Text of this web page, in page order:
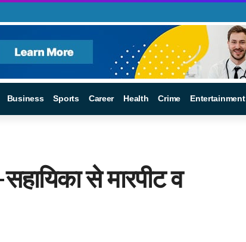
Business Sports Career Health Crime Entertainment
से मारपीट व